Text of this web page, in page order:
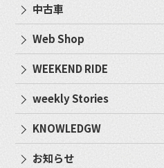
中古車
Web Shop
WEEKEND RIDE
weekly Stories
KNOWLEDGW
お知らせ